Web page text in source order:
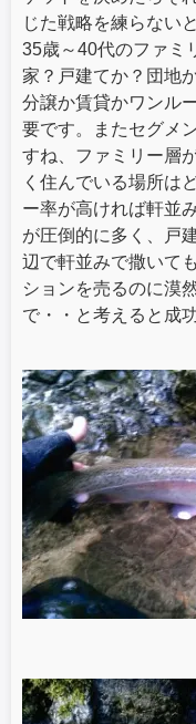
じた戦略を練らない
35歳～40代のファミ
家？戸建てか？団地
分譲か賃貸かワンル
要です。またセグメ
すね、ファミリー層
く住んでいる場所は
ー率が高ければ軒並
が圧倒的に多く、戸
辺で軒並みで撒いて
ションを売るのに漠
で・・と考えると成